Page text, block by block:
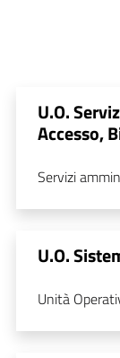
U.O.
Accesso,
Servizi
U.O.
Unità